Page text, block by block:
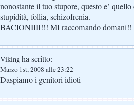
nonostante il tuo stupore, questo e’
stupidità, follia, schizofrenia.
BACIONIIII!!! MI raccomando domani!!
Viking ha scritto:
Marzo 1st, 2008 alle 23:22
Daspiamo i genitori idioti